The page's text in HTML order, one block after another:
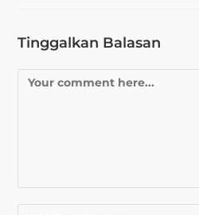
Tinggalkan Balasan